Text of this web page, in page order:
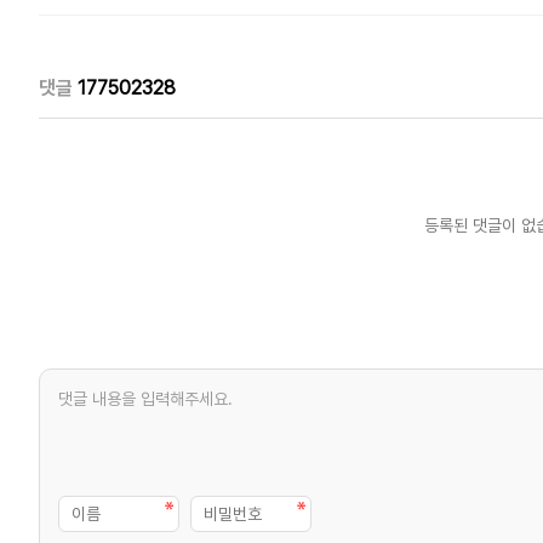
댓글 177502328
등록된 댓글이 없